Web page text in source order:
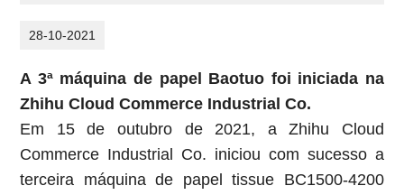
28-10-2021
A 3ª máquina de papel Baotuo foi iniciada na
Zhihu Cloud Commerce Industrial Co.
Em 15 de outubro de 2021, a Zhihu Cloud
Commerce Industrial Co. iniciou com sucesso a
terceira máquina de papel tissue BC1500-4200